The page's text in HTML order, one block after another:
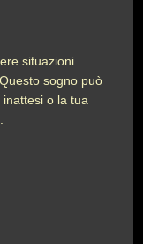
situazioni
sogno può
o la tua